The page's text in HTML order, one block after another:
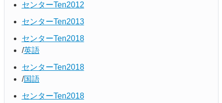
センターTen2012
センターTen2013
センターTen2018
英語
センターTen2018
国語
センターTen2018